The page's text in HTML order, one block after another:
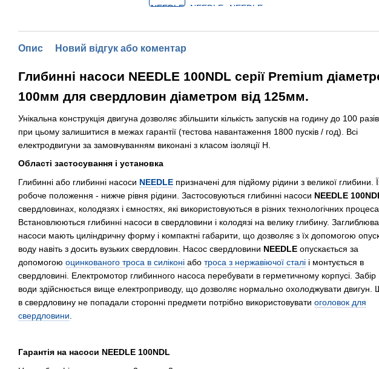
Опис Новий відгук або коментар
Глибинні насоси NEEDLE 100NDL серії Premium
100мм для свердловин діаметром від 125мм.
Унікальна конструкція двигуна дозволяє збільшити кількість запусків на годину до 100 разів
при цьому залишитися в межах гарантії (тестова навантаження 1800 пусків / год). Всі
електродвигуни за замовчуванням виконані з класом ізоляції H.
Області застосування і установка
Глибинні або глибинні насоси NEEDLE призначені для підйому рідини з великої глибини.
робоче положення - нижче рівня рідини. Застосовуються глибинні насоси NEEDLE
свердловинах, колодязях і ємностях, які використовуються в різних технологічних
Встановлюються глибинні насоси в свердловини і колодязі на велику глибину.
насоси мають циліндричну форму і компактні габарити, що дозволяє з їх допомогою
воду навіть з досить вузьких свердловин. Насос свердловини NEEDLE опускається за
допомогою оцинкованого троса в силіконі або троса з нержавіючої сталі і монтується в
свердловині. Електромотор глибинного насоса перебувати в герметичному корпусі. Забір
води здійснюється вище електроприводу, що дозволяє нормально охолоджувати двигун.
в свердловину не попадали сторонні предмети потрібно використовувати оголовок для
свердловини
Гарантія на насоси NEEDLE 100NDL